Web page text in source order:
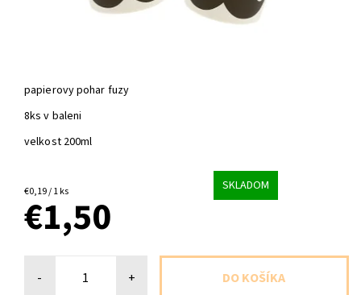
papierovy pohar fuzy
8ks v baleni
velkost 200ml
€0,19 / 1 ks SKLADOM
€1,50
- +